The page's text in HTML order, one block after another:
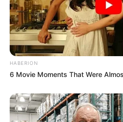
HABERION
6 Movie Moments That Were